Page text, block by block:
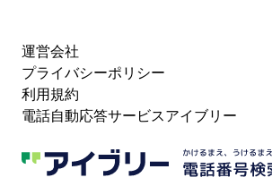
運営会社
プライバシーポリシー
利用規約
電話自動応答サービスアイブリー